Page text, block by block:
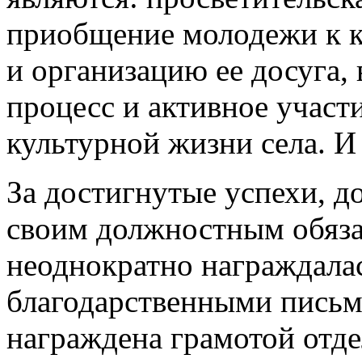
приобщение молодежи к
и организацию ее досуга,
процесс и активное
культурной жизни села.
За достигнутые успехи,
своим должностным
неоднократно
благодарственными
награждена грамотой